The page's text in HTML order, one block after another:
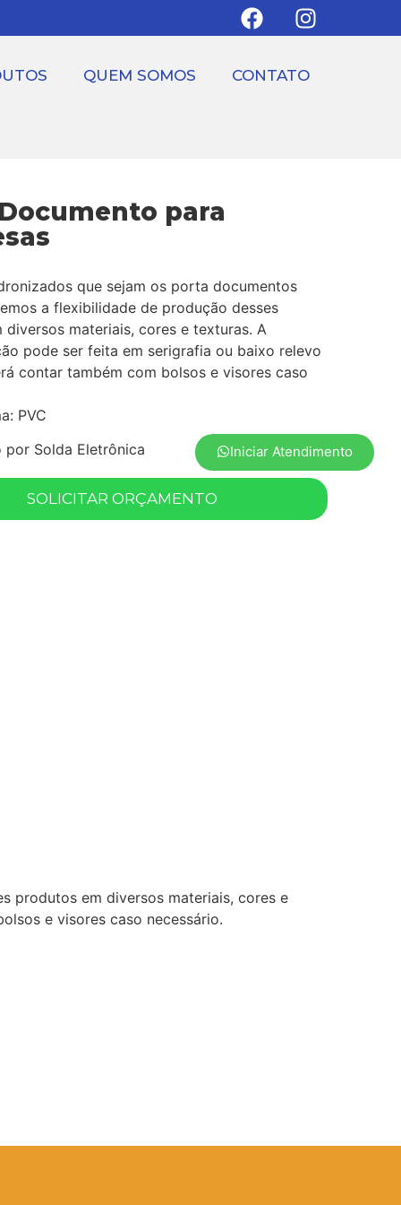
QUEM SOMOS CONTATO
para
SOLICITAR ORÇAMENTO
que sejam os porta documentos
a flexibilidade de produção desses
diversos materiais, cores e texturas. A
pode ser feita em serigrafia ou baixo relevo
contar também com bolsos e visores caso
PVC
por Solda Eletrônica
produtos em diversos materiais, cores e
e visores caso necessário.
Iniciar Atendimento